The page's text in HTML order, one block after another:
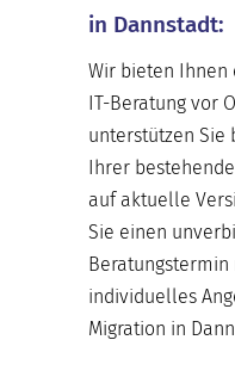
in Dannstadt:
Wir bieten Ihnen
IT-Beratung vor
unterstützen Sie
Ihrer
auf aktuelle
Sie einen
Beratungstermin
individuelles
Migration in